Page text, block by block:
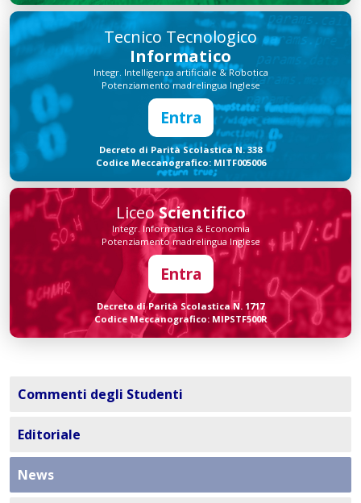
Tecnico Tecnologico
Informatico
Integr. Intelligenza artificiale & Robotica
Potenziamento madrelingua Inglese
Entra
Decreto di Parità Scolastica N. 338
Codice Meccanografico: MITF005006
LiceoScientifico
Integr. Informatica & Economia
Potenziamento madrelingua Inglese
Entra
Decreto di Parità Scolastica N. 1717
Codice Meccanografico: MIPSTF500R
Commenti degli Studenti
Editoriale
News